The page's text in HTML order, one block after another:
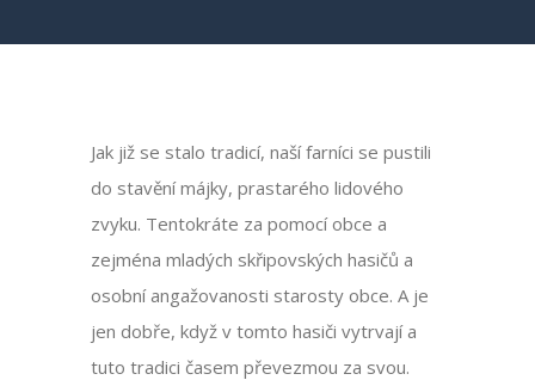
Jak již se stalo tradicí, naší farníci se pustili
do stavění májky, prastarého lidového
zvyku. Tentokráte za pomocí obce a
zejména mladých skřipovských hasičů a
osobní angažovanosti starosty obce. A je
jen dobře, když v tomto hasiči vytrvají a
tuto tradici časem převezmou za svou.